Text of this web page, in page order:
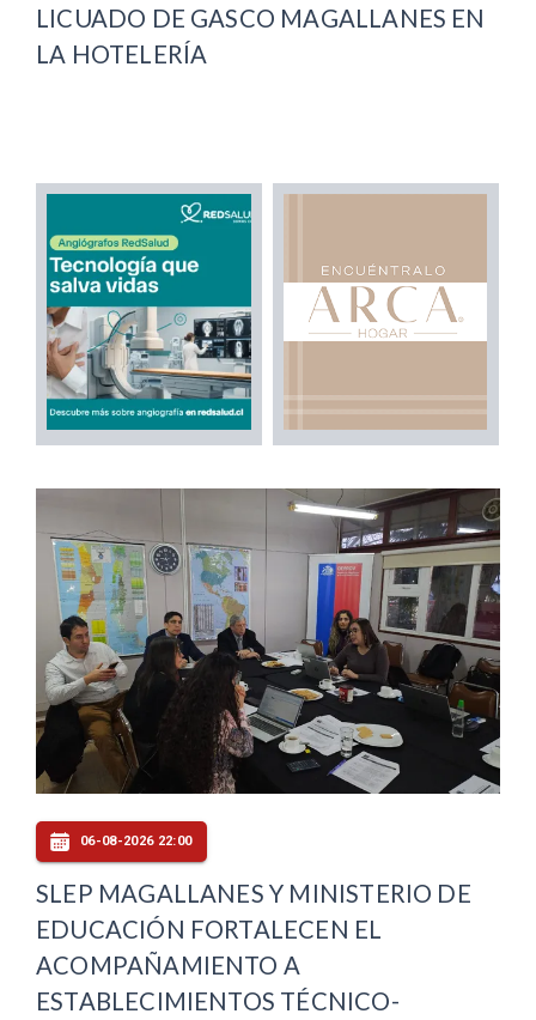
LICUADO DE GASCO MAGALLANES EN
LA HOTELERÍA
06-08-2026 22:00
SLEP MAGALLANES Y MINISTERIO DE
EDUCACIÓN FORTALECEN EL
ACOMPAÑAMIENTO A
ESTABLECIMIENTOS TÉCNICO-